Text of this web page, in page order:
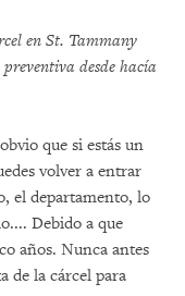
en St. Tammany
desde hacía
que si estás un
volver a entrar
el departamento, lo
Debido a que
años. Nunca antes
de la cárcel para